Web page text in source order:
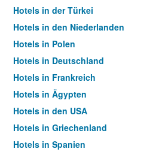
Hotels in der Türkei
Hotels in den Niederlanden
Hotels in Polen
Hotels in Deutschland
Hotels in Frankreich
Hotels in Ägypten
Hotels in den USA
Hotels in Griechenland
Hotels in Spanien